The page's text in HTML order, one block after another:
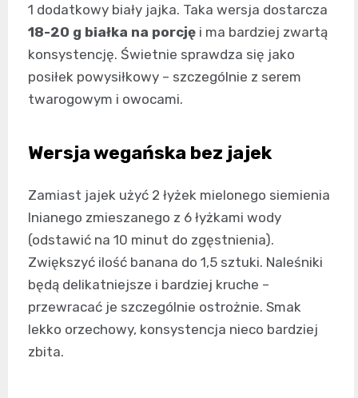
1 dodatkowy biały jajka. Taka wersja dostarcza
18-20 g białka na porcję i ma bardziej zwartą
konsystencję. Świetnie sprawdza się jako
posiłek powysiłkowy – szczególnie z serem
twarogowym i owocami.
Wersja wegańska bez jajek
Zamiast jajek użyć 2 łyżek mielonego siemienia
lnianego zmieszanego z 6 łyżkami wody
(odstawić na 10 minut do zgęstnienia).
Zwiększyć ilość banana do 1,5 sztuki. Naleśniki
będą delikatniejsze i bardziej kruche –
przewracać je szczególnie ostrożnie. Smak
lekko orzechowy, konsystencja nieco bardziej
zbita.